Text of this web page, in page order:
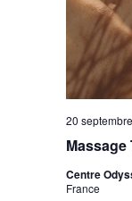
Massage
20
Centre
France